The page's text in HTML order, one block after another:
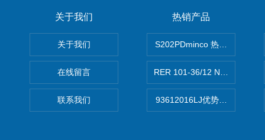
关于我们
关于我们
在线留言
联系我们
热销产品
S202PDminco 热电阻
RER 101-36/12 NHH离心
93612016LJ优势供应美国